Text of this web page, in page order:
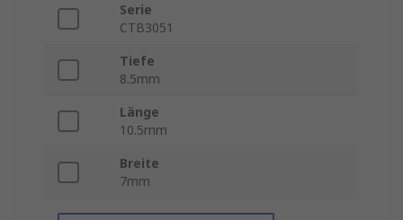
Serie
CTB3051
Tiefe
8.5mm
Länge
10.5mm
Breite
7mm